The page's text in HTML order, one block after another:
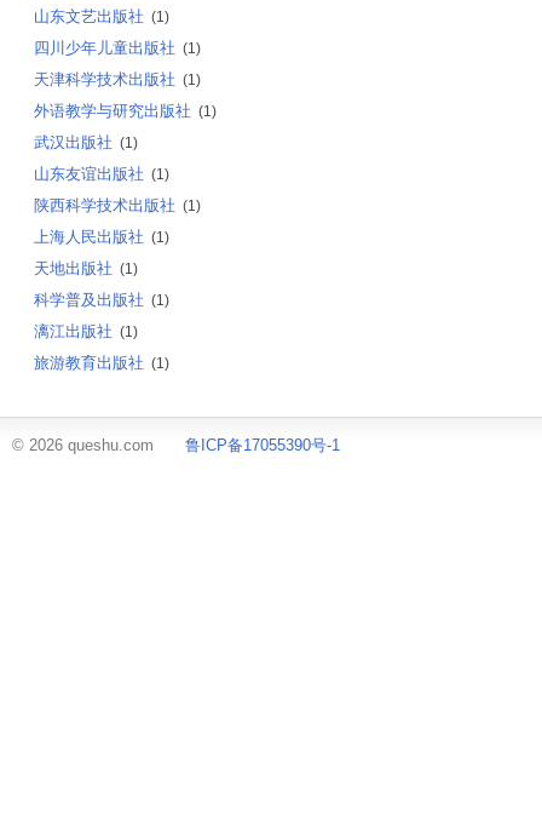
山东文艺出版社 (1)
四川少年儿童出版社 (1)
天津科学技术出版社 (1)
外语教学与研究出版社 (1)
武汉出版社 (1)
山东友谊出版社 (1)
陕西科学技术出版社 (1)
上海人民出版社 (1)
天地出版社 (1)
科学普及出版社 (1)
漓江出版社 (1)
旅游教育出版社 (1)
© 2026 queshu.com 鲁ICP备17055390号-1